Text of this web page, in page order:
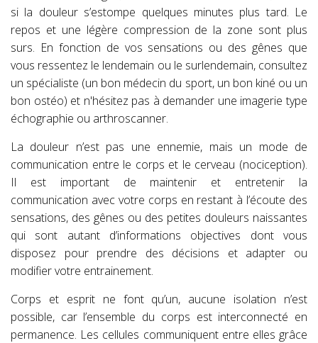
si la douleur s’estompe quelques minutes plus tard. Le
repos et une légère compression de la zone sont plus
surs. En fonction de vos sensations ou des gênes que
vous ressentez le lendemain ou le surlendemain, consultez
un spécialiste (un bon médecin du sport, un bon kiné ou un
bon ostéo) et n'hésitez pas à demander une imagerie type
échographie ou arthroscanner.
La douleur n’est pas une ennemie, mais un mode de
communication entre le corps et le cerveau (nociception).
Il est important de maintenir et entretenir la
communication avec votre corps en restant à l’écoute des
sensations, des gênes ou des petites douleurs naissantes
qui sont autant d’informations objectives dont vous
disposez pour prendre des décisions et adapter ou
modifier votre entrainement.
Corps et esprit ne font qu’un, aucune isolation n’est
possible, car l’ensemble du corps est interconnecté en
permanence. Les cellules communiquent entre elles grâce